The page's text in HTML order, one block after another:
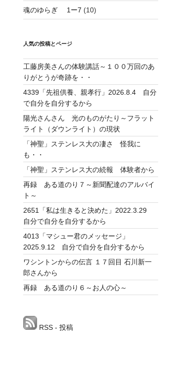
魂のゆらぎ 1ー7 (10)
人気の投稿とページ
工藤房美さんの体験講話～１００万回のあ
りがとうが奇跡を・・
4339「先祖供養、親孝行」2026.8.4 自分
で自分を自分するから
陽光さんさん 光のものがたり～フラット
ライト（ダウンライト）の現状
「神聖」ステンレス大の凄さ 怪我に
も・・
「神聖」ステンレス大の続報 体験者から
再録 ある道のり７～新聞配達のアルバイ
ト～
2651「私は生きると決めた」2022.3.29
自分で自分を自分するから
4013「マシュー君のメッセージ」
2025.9.12 自分で自分を自分するから
ワシントンからの伝言 １７回目 石川新一
郎さんから
再録 ある道のり６～お人の心～
RSS - 投稿